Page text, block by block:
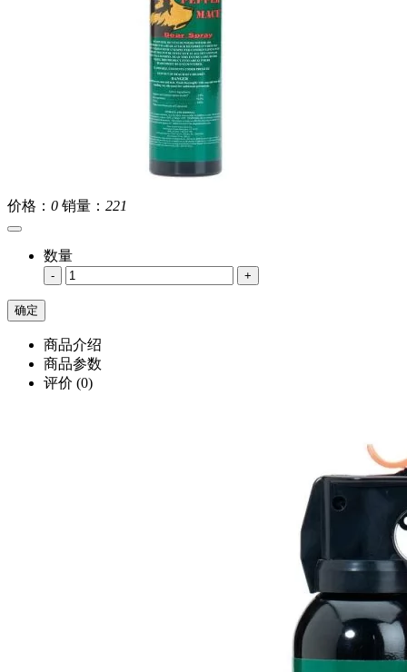
价格： 0 销量： 221
数量
- +
商品介绍
商品参数
评价 (0)